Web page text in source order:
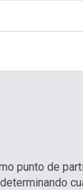
punto de